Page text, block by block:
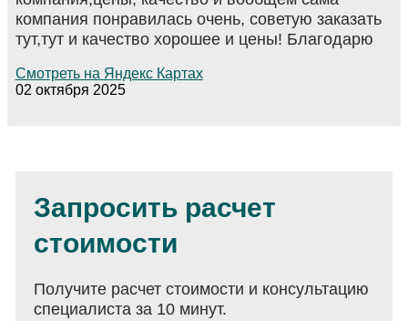
компания понравилась очень, советую заказать
тут,тут и качество хорошее и цены! Благодарю
Смотреть на Яндекс Картах
02 октября 2025
Запросить расчет
стоимости
Получите расчет стоимости и консультацию
специалиста за 10 минут.